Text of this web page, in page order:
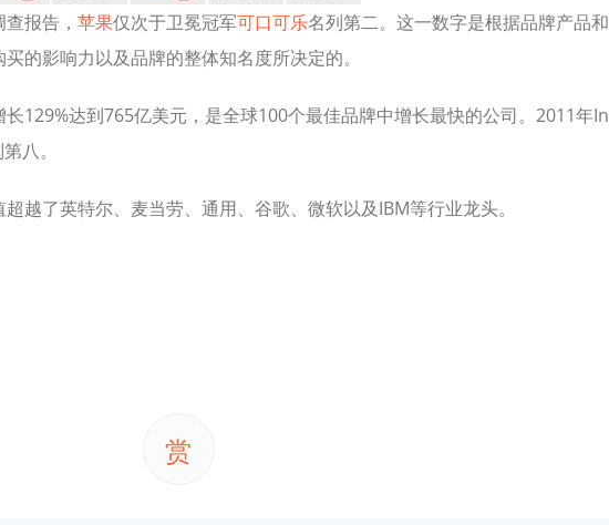
报告， 苹果仅次于卫冕冠军可口可乐名列第二。这一数字是根据品牌产品和
的影响力以及品牌的整体知名度所决定的。
129%达到765亿美元，是全球100个最佳品牌中增长最快的公司。2011年
八。
越了英特尔、麦当劳、通用、谷歌、微软以及IBM等行业龙头。
赏